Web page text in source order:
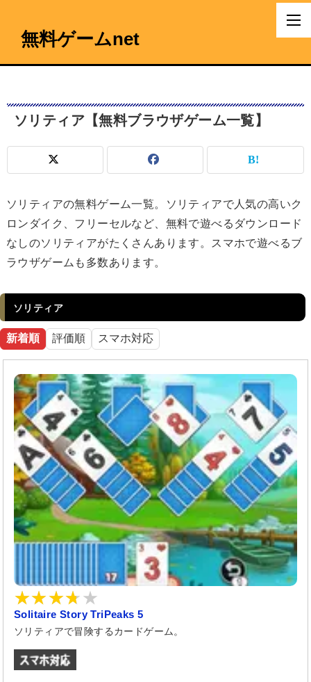
無料ゲームnet
ソリティア【無料ブラウザゲーム一覧】
ソリティアの無料ゲーム一覧。ソリティアで人気の高いク
ロンダイク、フリーセルなど、無料で遊べるダウンロード
なしのソリティアがたくさんあります。スマホで遊べるブ
ラウザゲームも多数あります。
ソリティア
新着順 評価順 スマホ対応
Solitaire Story TriPeaks 5
ソリティアで冒険するカードゲーム。